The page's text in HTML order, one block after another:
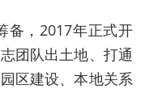
备，2017年正式开
团队出土地、打通
区建设、本地关系